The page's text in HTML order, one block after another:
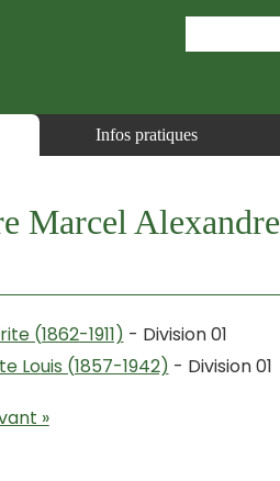
Infos pratiques
Marcel Alexandre
(1862-1911) - Division 01
Louis (1857-1942) - Division 01
»